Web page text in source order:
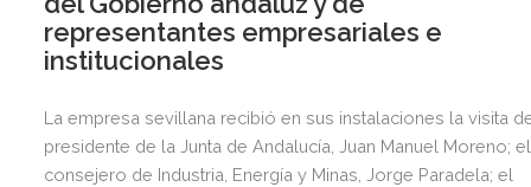
representantes empresariales e
institucionales
La empresa sevillana recibió en sus instalaciones la visita
presidente de la Junta de Andalucía, Juan Manuel Moreno; el
consejero de Industria, Energía y Minas, Jorge Paradela; el